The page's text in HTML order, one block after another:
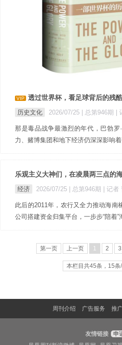
VIP 透过世界杯，看足球背后的残
历史文化 2026/07/25 | 总第946期 |
那是毒品战争最激烈的年代，巴勃罗
力、赌博集团和地下经济仍深深影响着
乐观主义大神们，在凌晨两三点的
经济 2026/07/25 | 总第946期 | 记者
此后的2011年，农行又全力推动海南
公司搭建资金归集平台，一步步“陪着”
第一页 上一页 1 2 3
本栏目共45条，15条
周刊介绍 广告服务 推
友情链接
申